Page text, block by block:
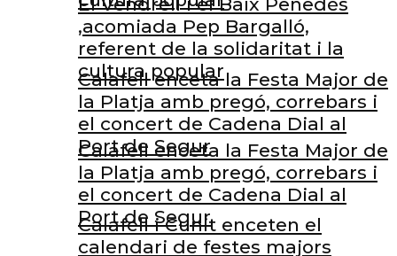
Calafell enceta la Festa Major de
la Platja amb pregó, correbars i
el concert de Cadena Dial al
Port de Segur
Calafell i Cunit enceten el
calendari de festes majors
,acomiada Pep Bargalló,
referent de la solidaritat i la
cultura popular
Calafell enceta la Festa Major de
la Platja amb pregó, correbars i
el concert de Cadena Dial al
Port de Segur